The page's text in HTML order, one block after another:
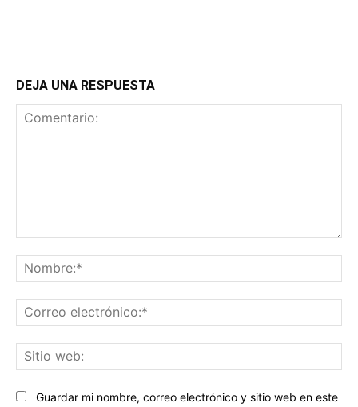
DEJA UNA RESPUESTA
Guardar mi nombre, correo electrónico y sitio web en este